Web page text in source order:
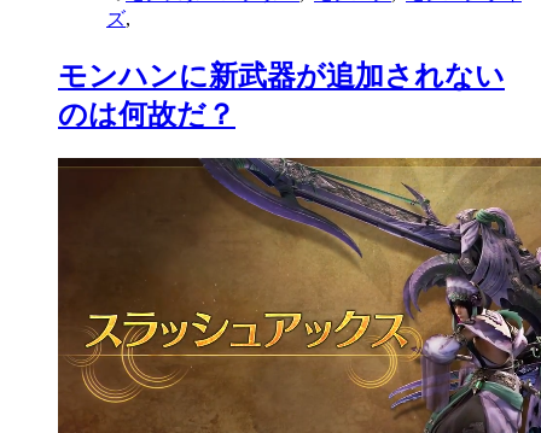
ズ
モンハンに新武器が追加されない
のは何故だ？